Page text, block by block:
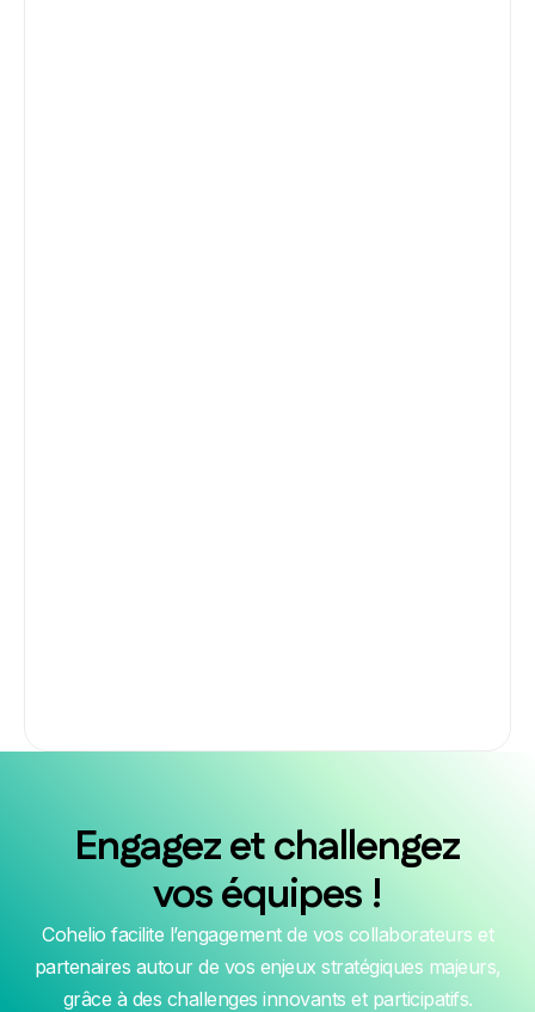
Engagez et challengez
vos équipes !
Cohelio facilite l’engagement de vos collaborateurs et
partenaires autour de vos enjeux stratégiques majeurs,
grâce à des challenges innovants et participatifs.